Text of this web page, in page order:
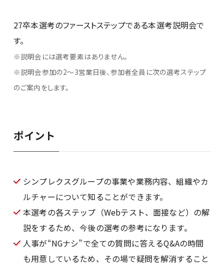
27卒本選考のファーストステップである本選考説明会で
す。
※説明会には選考要素はありません。
※説明会参加の2～3営業日後、参加者全員に次の選考ステップ
のご案内をします。
ポイント
シンプレクスグループの事業や業務内容、組織やカ
ルチャーについて知ることができます。
本選考の各ステップ（Webテスト、面接など）の解
説をするため、今後の選考の参考になります。
人事が“NGナシ”で全ての質問に答えるQ&Aの時間
も用意しているため、その場で疑問を解消すること